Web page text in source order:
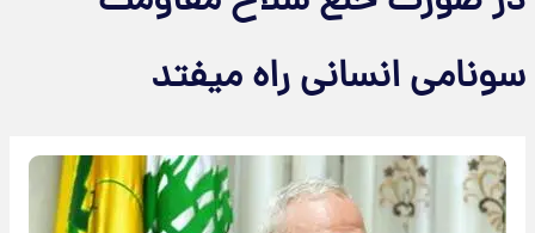
سونامی انسانی راه میفتد